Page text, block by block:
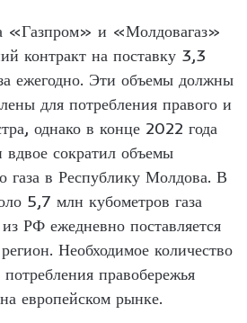
«Газпром» и «Молдовагаз»
контракт на поставку 3,3
ежегодно. Эти объемы должны
для потребления правого и
однако в конце 2022 года
вдвое сократил объемы
газа в Республику Молдова. В
5,7 млн ​​кубометров газа
РФ ежедневно поставляется
Необходимое количество
правобережья
европейском рынке.